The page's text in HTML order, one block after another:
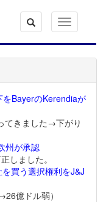
Toggle
navigation
BayerのKerendiaが
てきました→下がり
州が承認
ました。
買う選択権利をJ&J
億ドル弱）